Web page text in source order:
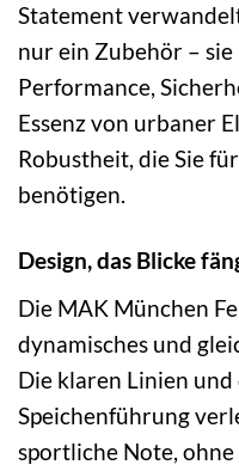
Statement
nur ein Zubehör –
Performance,
Essenz von urbaner
Robustheit, die Sie
benötigen.
Design, das Blicke
Die MAK München
dynamisches und
Die klaren Linien
Speichenführung
sportliche Note, ohne